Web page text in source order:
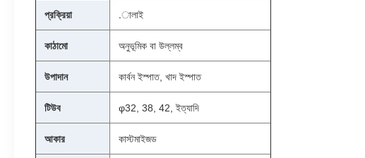
প্রক্রিয়া .ালাই
কাঠামো অনুভূমিক বা উল্লম্ব
উপাদান কার্বন ইস্পাত, খাদ ইস্পাত
টিউব φ32, 38, 42, ইত্যাদি
আকার কাস্টমাইজড